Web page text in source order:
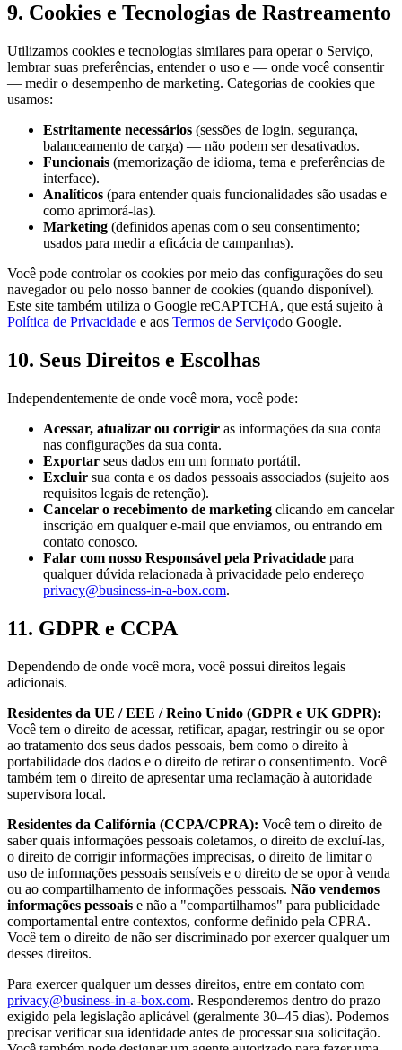
9. Cookies e Tecnologias de Rastreamento
Utilizamos cookies e tecnologias similares para operar o Serviço,
lembrar suas preferências, entender o uso e — onde você consentir
— medir o desempenho de marketing. Categorias de cookies que
usamos:
Estritamente necessários (sessões de login, segurança,
balanceamento de carga) — não podem ser desativados.
Funcionais (memorização de idioma, tema e preferências de
interface).
Analíticos (para entender quais funcionalidades são usadas e
como aprimorá-las).
Marketing (definidos apenas com o seu consentimento;
usados para medir a eficácia de campanhas).
Você pode controlar os cookies por meio das configurações do seu
navegador ou pelo nosso banner de cookies (quando disponível).
Este site também utiliza o Google reCAPTCHA, que está sujeito à
Política de Privacidade e aos Termos de Serviçodo Google.
10. Seus Direitos e Escolhas
Independentemente de onde você mora, você pode:
Acessar, atualizar ou corrigir as informações da sua conta
nas configurações da sua conta.
Exportar seus dados em um formato portátil.
Excluir sua conta e os dados pessoais associados (sujeito aos
requisitos legais de retenção).
Cancelar o recebimento de marketing clicando em cancelar
inscrição em qualquer e-mail que enviamos, ou entrando em
contato conosco.
Falar com nosso Responsável pela Privacidade para
qualquer dúvida relacionada à privacidade pelo endereço
privacy@business-in-a-box.com.
11. GDPR e CCPA
Dependendo de onde você mora, você possui direitos legais
adicionais.
Residentes da UE / EEE / Reino Unido (GDPR e UK GDPR):
Você tem o direito de acessar, retificar, apagar, restringir ou se opor
ao tratamento dos seus dados pessoais, bem como o direito à
portabilidade dos dados e o direito de retirar o consentimento. Você
também tem o direito de apresentar uma reclamação à autoridade
supervisora local.
Residentes da Califórnia (CCPA/CPRA): Você tem o direito de
saber quais informações pessoais coletamos, o direito de excluí-las,
o direito de corrigir informações imprecisas, o direito de limitar o
uso de informações pessoais sensíveis e o direito de se opor à venda
ou ao compartilhamento de informações pessoais. Não vendemos
informações pessoais e não a "compartilhamos" para publicidade
comportamental entre contextos, conforme definido pela CPRA.
Você tem o direito de não ser discriminado por exercer qualquer um
desses direitos.
Para exercer qualquer um desses direitos, entre em contato com
privacy@business-in-a-box.com. Responderemos dentro do prazo
exigido pela legislação aplicável (geralmente 30–45 dias). Podemos
precisar verificar sua identidade antes de processar sua solicitação.